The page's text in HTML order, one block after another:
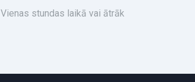
Vienas stundas laikā vai ātrāk